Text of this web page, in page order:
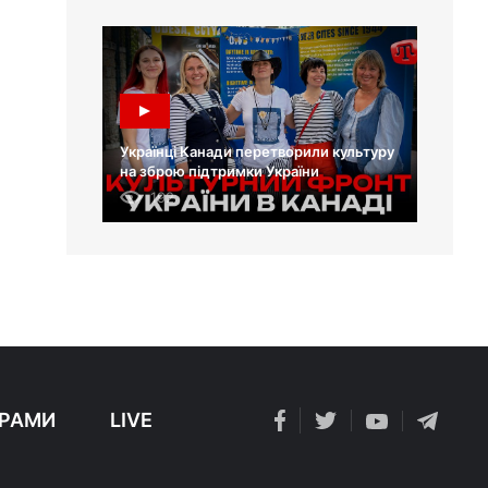
Українці Канади перетворили культуру
на зброю підтримки України
192
LIVE